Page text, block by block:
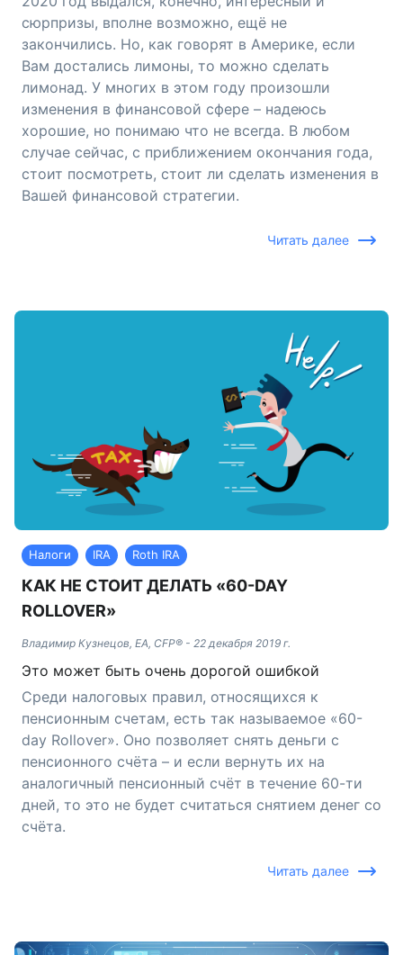
сюрпризы, вполне возможно, ещё не
закончились. Но, как говорят в Америке, если
Вам достались лимоны, то можно сделать
лимонад. У многих в этом году произошли
изменения в финансовой сфере – надеюсь
хорошие, но понимаю что не всегда. В любом
случае сейчас, с приближением окончания года,
стоит посмотреть, стоит ли сделать изменения в
Вашей финансовой стратегии.
Читать далее
Налоги IRA Roth IRA
КАК НЕ СТОИТ ДЕЛАТЬ «60-DAY
ROLLOVER»
Владимир Кузнецов, EA, CFP® - 22 декабря 2019 г.
Это может быть очень дорогой ошибкой
Среди налоговых правил, относящихся к
пенсионным счетам, есть так называемое «60-
day Rollover». Оно позволяет снять деньги с
пенсионного счёта – и если вернуть их на
аналогичный пенсионный счёт в течение 60-ти
дней, то это не будет считаться снятием денег со
счёта.
Читать далее